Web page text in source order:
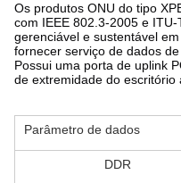
Os produtos ONU do tipo
com IEEE 802.3-2005 e
gerenciável e sustentável
fornecer serviço de dados
Possui uma porta de uplink
de extremidade do escritório
Parâmetro de dados
DDR